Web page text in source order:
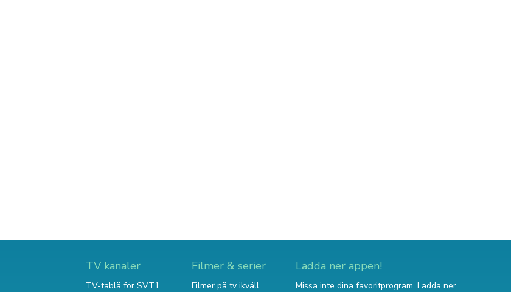
TV kanaler
TV-tablå för SVT1
Filmer & serier
Filmer på tv ikväll
Ladda ner appen!
Missa inte dina favoritprogram. Ladda ner